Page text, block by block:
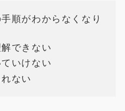
順がわからなくなり
できない
いけない
ない